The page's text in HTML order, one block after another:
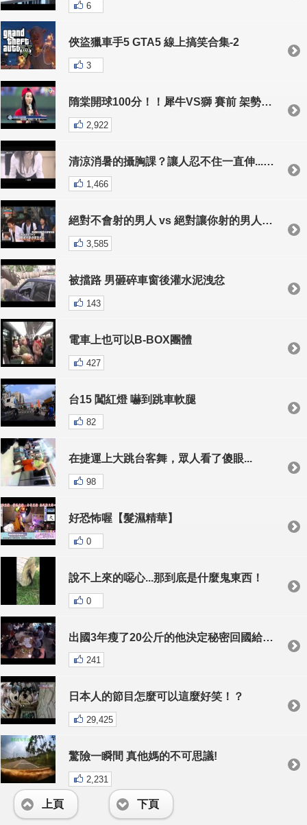
6
俠盜獵車手5 GTA5 線上搞笑合集-2
3
隋棠開球100分！！犀牛VS獅 賽前 架勢十足 姿勢標準！
2,922
清涼消暑的攝胸課？讓人忍不住一直伸...一直伸..
1,466
絕對不會射的男人 vs 絕對讓你射的男人 世紀「茅」盾大對決
3,585
被擋路 男砸碎車窗後灌水泥洩忿
143
電車上也可以B-BOX團體
427
台15 闖紅燈 嚇到跳車軟腿
82
在捷運上大跳台客舞，眾人看了傻眼...
98
好恐怖喔【髮濕精華】
0
說不上來的噁心...那到底是什麼鬼東西！
0
出國3年瘦了20公斤的他決定秘密回國給爸媽一個驚喜，當他坐在隔壁桌假裝陌生人時…爸媽竟然...
241
日本人的節目怎麼可以這麼好笑！？
29,425
驚險一瞬間 真他媽的不可思議!
2,231
上頁 下頁